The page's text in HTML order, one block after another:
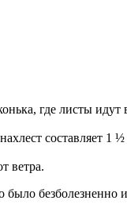
где листы идут
составляет 1
ветра.
безболезненно